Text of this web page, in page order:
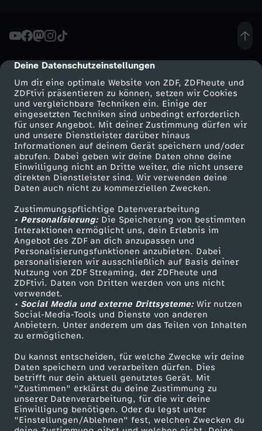
cmp-dialog-description
Deine Datenschutzeinstellungen
Um dir eine optimale Website von ZDF, ZDFheute und
ZDFtivi präsentieren zu können, setzen wir Cookies
und vergleichbare Techniken ein. Einige der
eingesetzten Techniken sind unbedingt erforderlich
für unser Angebot. Mit deiner Zustimmung dürfen wir
und unsere Dienstleister darüber hinaus
Informationen auf deinem Gerät speichern und/oder
abrufen. Dabei geben wir deine Daten ohne deine
Einwilligung nicht an Dritte weiter, die nicht unsere
direkten Dienstleister sind. Wir verwenden deine
Daten auch nicht zu kommerziellen Zwecken.
Zustimmungspflichtige Datenverarbeitung
• Personalisierung:Die Speicherung von bestimmten
Interaktionen ermöglicht uns, dein Erlebnis im
Angebot des ZDF an dich anzupassen und
Personalisierungsfunktionen anzubieten. Dabei
personalisieren wir ausschließlich auf Basis deiner
Nutzung von ZDF Streaming, der ZDFheute und
ZDFtivi. Daten von Dritten werden von uns nicht
verwendet.
• Social Media und externe Drittsysteme:Wir nutzen
Social-Media-Tools und Dienste von anderen
Anbietern. Unter anderem um das Teilen von Inhalten
zu ermöglichen.
Du kannst entscheiden, für welche Zwecke wir deine
Daten speichern und verarbeiten dürfen. Dies
betrifft nur dein aktuell genutztes Gerät. Mit
"Zustimmen" erklärst du deine Zustimmung zu
unserer Datenverarbeitung, für die wir deine
Einwilligung benötigen. Oder du legst unter
"Einstellungen/Ablehnen" fest, welchen Zwecken du
n
a
m
e
r
i
k
a
Mehr ZDF
ZDF-Apps
Smart TV
ZDFtext
Livestreams
Sendungen A-Z
TV-Programm
Service
ZDFmitreden
Kontakt zum ZDF
Tickets
Zuschauerservice
Hilfe
ZDF Unternehmen
Karriere
ZDF goes Schule
Werbefernsehen
Mainzelmännchen